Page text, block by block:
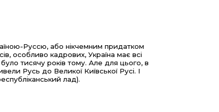
Руссю, або нікчемним придатком
особливо кадрових, Україна має всі
тисячу років тому. Але для цього, в
Русь до Великої Київської Русі. І
лад).